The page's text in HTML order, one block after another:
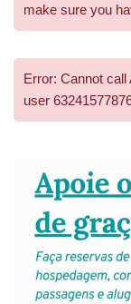
make sure you
Error: Cannot call
user